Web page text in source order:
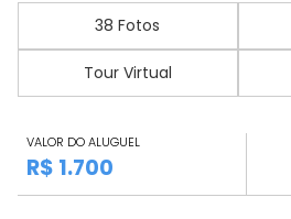
38 Fotos
Tour Virtual
VALOR DO ALUGUEL
R$ 1.700